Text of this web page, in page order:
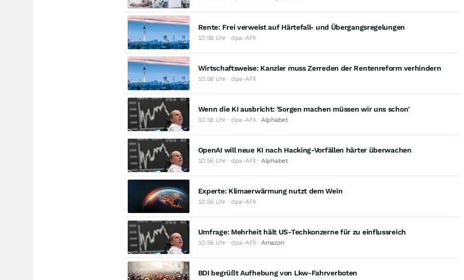
Rente: Frei verweist auf Härtefall- und Übergangsregelungen
10:58 Uhr · dpa-AFX
Wirtschaftsweise: Kanzler muss Zerreden der Rentenreform verhindern
10:58 Uhr · dpa-AFX
Wenn die KI ausbricht: 'Sorgen machen müssen wir uns schon'
10:58 Uhr · dpa-AFX · Alphabet
OpenAI will neue KI nach Hacking-Vorfällen härter überwachen
10:56 Uhr · dpa-AFX · Alphabet
Experte: Klimaerwärmung nutzt dem Wein
10:56 Uhr · dpa-AFX
Umfrage: Mehrheit hält US-Techkonzerne für zu einflussreich
10:56 Uhr · dpa-AFX · Amazon
BDI begrüßt Aufhebung von Lkw-Fahrverboten